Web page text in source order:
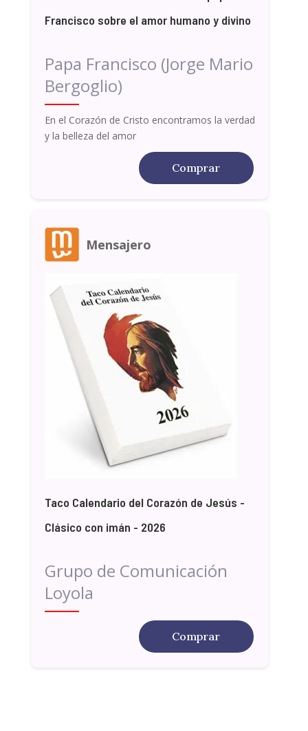
Francisco sobre el amor humano y divino
Papa Francisco (Jorge Mario
Bergoglio)
En el Corazón de Cristo encontramos la verdad
y la belleza del amor
Comprar
Mensajero
Taco Calendario del Corazón de Jesús -
Clásico con imán - 2026
Grupo de Comunicación
Loyola
Comprar